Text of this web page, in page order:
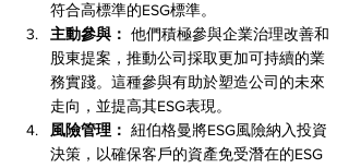
符合高標準的ESG標準。
主動參與： 他們積極參與企業治理改善和
股東提案，推動公司採取更加可持續的業
務實踐。這種參與有助於塑造公司的未來
走向，並提高其ESG表現。
風險管理： 紐伯格曼將ESG風險納入投資
決策，以確保客戶的資產免受潛在的ESG